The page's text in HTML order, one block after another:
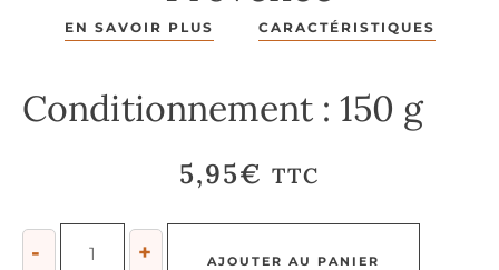
EN SAVOIR PLUS CARACTÉRISTIQUES
Conditionnement : 150 g
5,95€ TTC
- + AJOUTER AU PANIER